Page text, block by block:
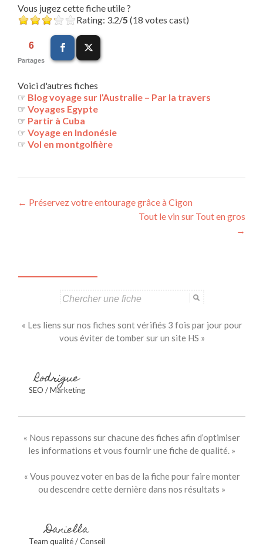
Vous jugez cette fiche utile ?
Rating: 3.2/5 (18 votes cast)
6
Partages
Voici d'autres fiches
☞ Blog voyage sur l’Australie – Par la travers
☞ Voyages Egypte
☞ Partir à Cuba
☞ Voyage en Indonésie
☞ Vol en montgolfière
Navigation
← Préservez votre entourage grâce à Cigon
Tout le vin sur Tout en gros
→
« Les liens sur nos fiches sont vérifiés 3 fois par jour pour
vous éviter de tomber sur un site HS »
Rodrigue
SEO / Marketing
« Nous repassons sur chacune des fiches afin d’optimiser
les informations et vous fournir une fiche de qualité. »
« Vous pouvez voter en bas de la fiche pour faire monter
ou descendre cette dernière dans nos résultats »
Daniella
Team qualité / Conseil